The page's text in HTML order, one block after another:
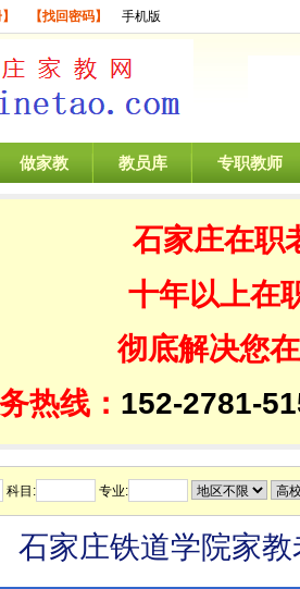
【找回密码】 手机版
做家教 教员库 专职教师
石家庄在职
十年以上在
彻底解决您
热线： 152-2781-
科目: 专业:
石家庄铁道学院家